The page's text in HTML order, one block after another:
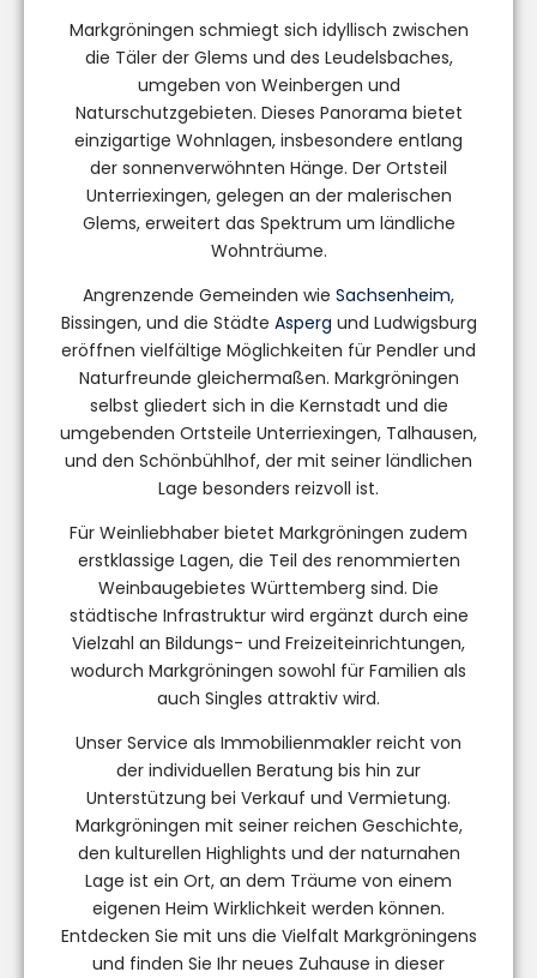
Markgröningen schmiegt sich idyllisch zwischen
die Täler der Glems und des Leudelsbaches,
umgeben von Weinbergen und
Naturschutzgebieten. Dieses Panorama bietet
einzigartige Wohnlagen, insbesondere entlang
der sonnenverwöhnten Hänge. Der Ortsteil
Unterriexingen, gelegen an der malerischen
Glems, erweitert das Spektrum um ländliche
Wohnträume.
Angrenzende Gemeinden wie Sachsenheim,
Bissingen, und die Städte Asperg und Ludwigsburg
eröffnen vielfältige Möglichkeiten für Pendler und
Naturfreunde gleichermaßen. Markgröningen
selbst gliedert sich in die Kernstadt und die
umgebenden Ortsteile Unterriexingen, Talhausen,
und den Schönbühlhof, der mit seiner ländlichen
Lage besonders reizvoll ist.
Für Weinliebhaber bietet Markgröningen zudem
erstklassige Lagen, die Teil des renommierten
Weinbaugebietes Württemberg sind. Die
städtische Infrastruktur wird ergänzt durch eine
Vielzahl an Bildungs- und Freizeiteinrichtungen,
wodurch Markgröningen sowohl für Familien als
auch Singles attraktiv wird.
Unser Service als Immobilienmakler reicht von
der individuellen Beratung bis hin zur
Unterstützung bei Verkauf und Vermietung.
Markgröningen mit seiner reichen Geschichte,
den kulturellen Highlights und der naturnahen
Lage ist ein Ort, an dem Träume von einem
eigenen Heim Wirklichkeit werden können.
Entdecken Sie mit uns die Vielfalt Markgröningens
und finden Sie Ihr neues Zuhause in dieser